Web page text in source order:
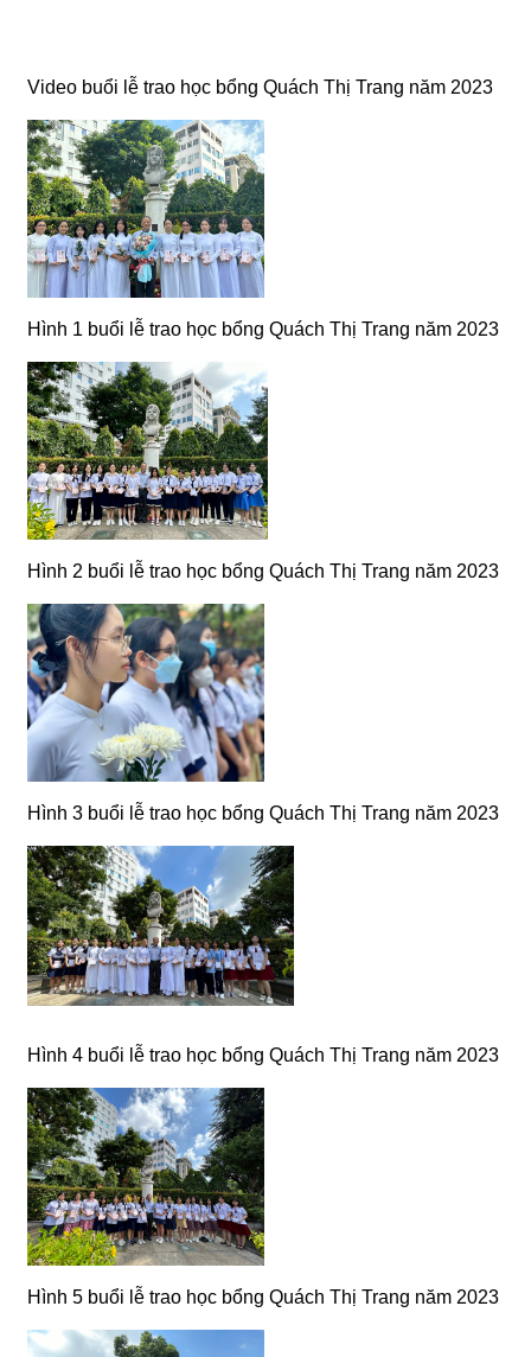
Video buổi lễ trao học bổng Quách Thị Trang năm 2023
Hình 1 buổi lễ trao học bổng Quách Thị Trang năm 2023
Hình 2 buổi lễ trao học bổng Quách Thị Trang năm 2023
Hình 3 buổi lễ trao học bổng Quách Thị Trang năm 2023
Hình 4 buổi lễ trao học bổng Quách Thị Trang năm 2023
Hình 5 buổi lễ trao học bổng Quách Thị Trang năm 2023